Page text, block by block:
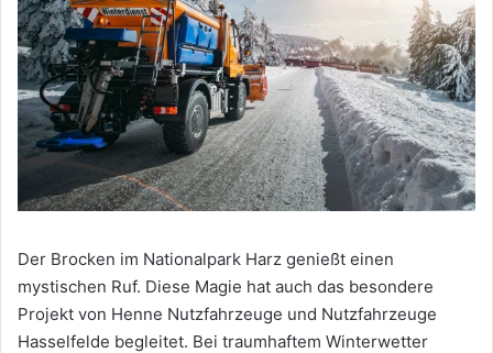
Der Brocken im Nationalpark Harz genießt einen
mystischen Ruf. Diese Magie hat auch das besondere
Projekt von Henne Nutzfahrzeuge und Nutzfahrzeuge
Hasselfelde begleitet. Bei traumhaftem Winterwetter